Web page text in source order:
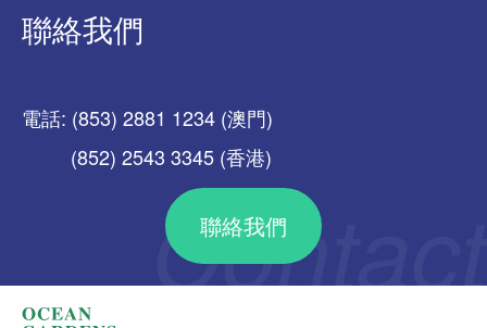
聯絡我們
電話: (853) 2881 1234 (澳門)
(852) 2543 3345 (香港)
聯絡我們